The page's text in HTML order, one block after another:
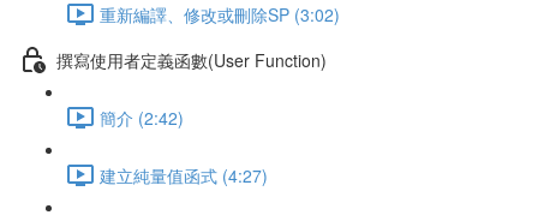
重新編譯、修改或刪除SP (3:02)
撰寫使用者定義函數(User Function)
簡介 (2:42)
建立純量值函式 (4:27)